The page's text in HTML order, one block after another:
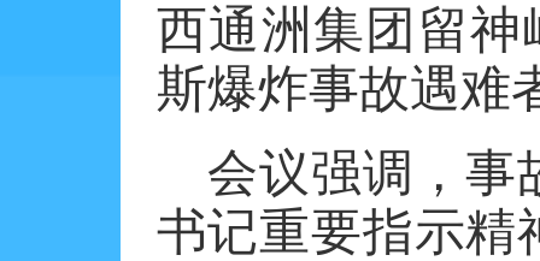
西通洲集团留
斯爆炸事故遇难
会议强调，事
书记重要指示精